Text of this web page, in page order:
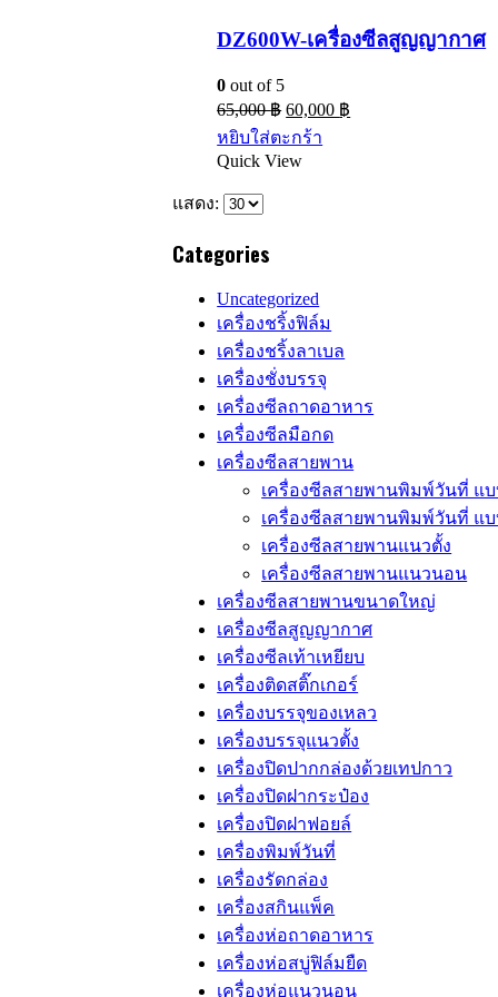
DZ600W-เครื่องซีลสูญญากาศ
0 out of 5
65,000฿ 60,000 ฿
หยิบใส่ตะกร้า
Quick View
แสดง:
Categories
Uncategorized
เครื่องชริ้งฟิล์ม
เครื่องชริ้งลาเบล
เครื่องชั่งบรรจุ
เครื่องซีลถาดอาหาร
เครื่องซีลมือกด
เครื่องซีลสายพาน
เครื่องซีลสายพานพิมพ์วันที่ แ
เครื่องซีลสายพานพิมพ์วันที่ แ
เครื่องซีลสายพานแนวตั้ง
เครื่องซีลสายพานแนวนอน
เครื่องซีลสายพานขนาดใหญ่
เครื่องซีลสูญญากาศ
เครื่องซีลเท้าเหยียบ
เครื่องติดสติ๊กเกอร์
เครื่องบรรจุของเหลว
เครื่องบรรจุแนวตั้ง
เครื่องปิดปากกล่องด้วยเทปกาว
เครื่องปิดฝากระป๋อง
เครื่องปิดฝาฟอยล์
เครื่องพิมพ์วันที่
เครื่องรัดกล่อง
เครื่องสกินแพ็ค
เครื่องห่อถาดอาหาร
เครื่องห่อสบู่ฟิล์มยืด
เครื่องห่อแนวนอน